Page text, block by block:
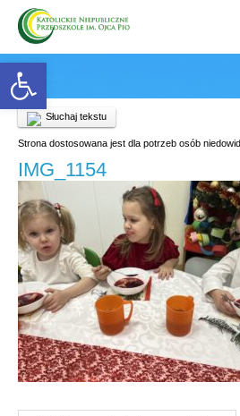
Open toolbar
Słuchaj tekstu
Strona dostosowana jest dla potrzeb osób
IMG_1154